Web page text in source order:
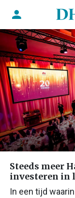
Steeds meer
investeren in
In een tijd